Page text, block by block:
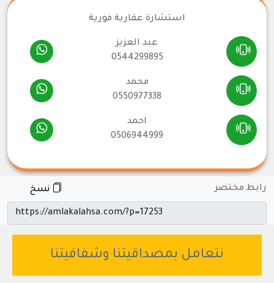
استشارة عقارية فورية
عبد العزيز
0544299895
محمد
0550977338
احمد
0506944999
رابط مختصر
نتعامل بمصداقيتنا وشفافيتنا